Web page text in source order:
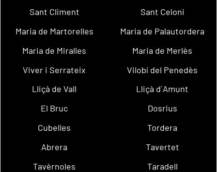
Sant Climent
Sant Celoni
Maria de Martorelles
Maria de Palautordera
Maria de Miralles
Maria de Merlès
Viver i Serrateix
Vilobí del Penedès
Lliçà de Vall
Lliçà d´Amunt
El Bruc
Dosrius
Cubelles
Tordera
Abrera
Tavertet
Tavèrnoles
Taradell